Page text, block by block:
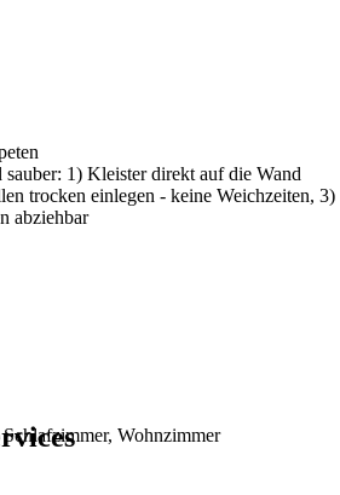
1) Kleister direkt auf die Wand
trocken einlegen - keine Weichzeiten, 3)
abziehbar
Wohnzimmer